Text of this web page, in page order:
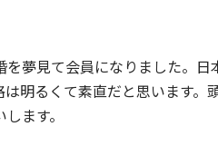
を夢見て会員になりました。
は明るくて素直だと思います。
ます。